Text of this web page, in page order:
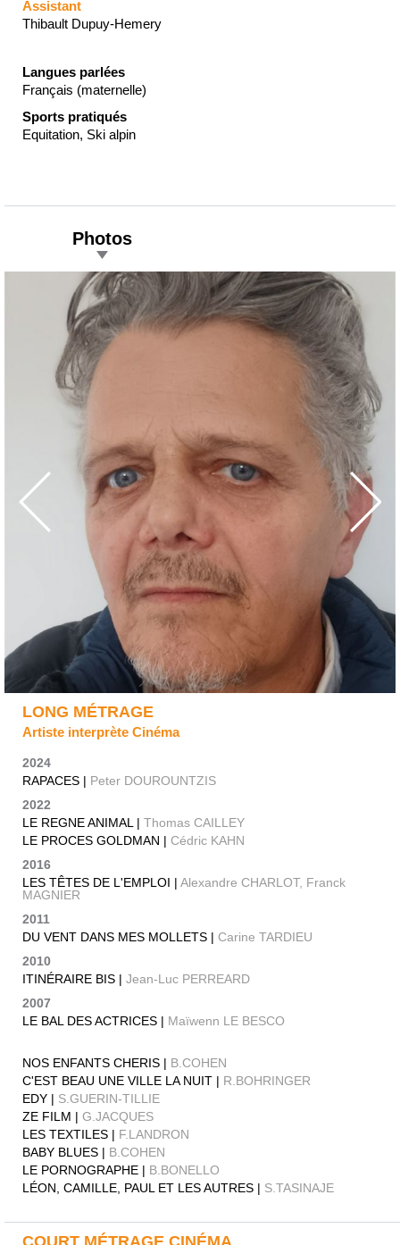
Assistant
Thibault Dupuy-Hemery
Langues parlées
Français (maternelle)
Sports pratiqués
Equitation, Ski alpin
Photos
LONG MÉTRAGE
Artiste interprète Cinéma
2024
RAPACES | Peter DOUROUNTZIS
2022
LE REGNE ANIMAL | Thomas CAILLEY
LE PROCES GOLDMAN | Cédric KAHN
2016
LES TÊTES DE L'EMPLOI | Alexandre CHARLOT, Franck
MAGNIER
2011
DU VENT DANS MES MOLLETS | Carine TARDIEU
2010
ITINÉRAIRE BIS | Jean-Luc PERREARD
2007
LE BAL DES ACTRICES | Maïwenn LE BESCO
NOS ENFANTS CHERIS | B.COHEN
C'EST BEAU UNE VILLE LA NUIT | R.BOHRINGER
EDY | S.GUERIN-TILLIE
ZE FILM | G.JACQUES
LES TEXTILES | F.LANDRON
BABY BLUES | B.COHEN
LE PORNOGRAPHE | B.BONELLO
LÉON, CAMILLE, PAUL ET LES AUTRES | S.TASINAJE
COURT MÉTRAGE CINÉMA